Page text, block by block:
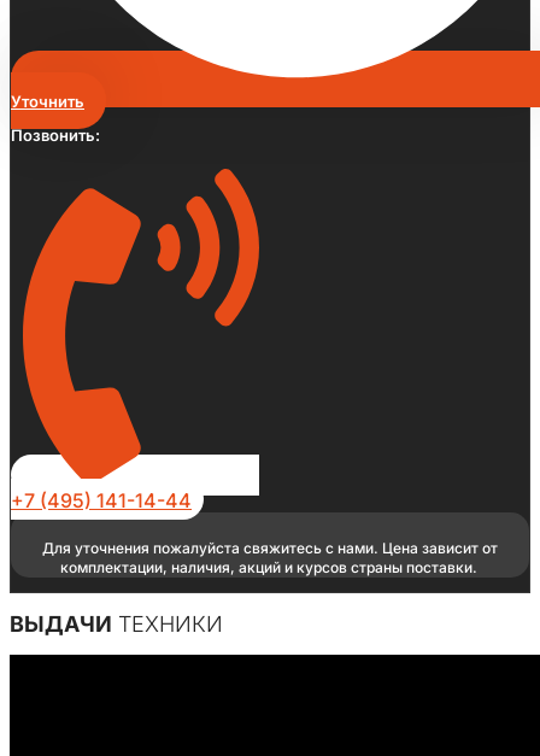
Уточнить
Позвонить:
+7 (495) 141-14-44
Для уточнения пожалуйста свяжитесь с нами. Цена зависит от
комплектации, наличия, акций и курсов страны поставки.
ВЫДАЧИ ТЕХНИКИ